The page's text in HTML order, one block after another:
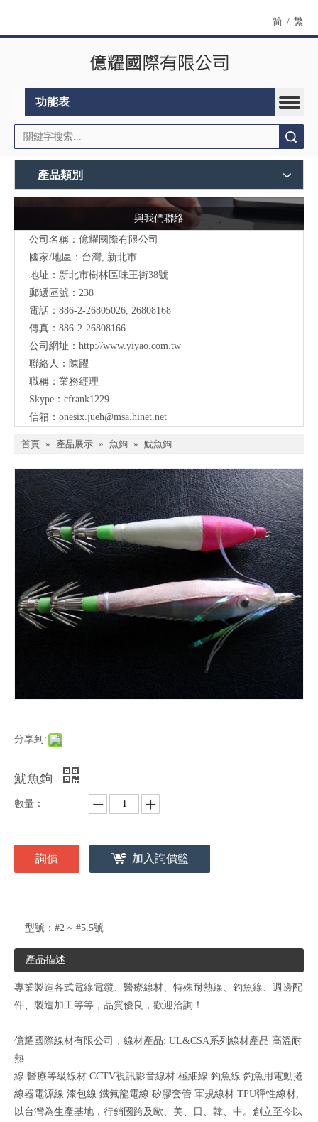
简 / 繁
功能表
產品類別
與我們聯絡
公司名稱：億耀國際有限公司
國家/地區：台灣, 新北市
地址：新北市樹林區味王街38號
郵遞區號：238
電話：886-2-26805026, 26808168
傳真：886-2-26808166
公司網址： http://www.yiyao.com.tw
聯絡人：陳躍
職稱：業務經理
Skype：cfrank1229
信箱： onesix.jueh@msa.hinet.net
首頁 » 產品展示 » 魚鉤 » 魷魚鉤
分享到:
魷魚鉤
數量：
詢價 加入詢價籃
型號： #2 ~ #5.5號
產品描述
專業製造各式電線電纜、醫療線材、特殊耐熱線、釣魚線、週邊配
件、製造加工等等，品質優良，歡迎洽詢！
億耀國際線材有限公司，線材產品: UL&CSA系列線材產品 高溫耐
熱
線 醫療等級線材 CCTV視訊影音線材 極細線 釣魚線 釣魚用電動捲
線器電源線 漆包線 鐵氟龍電線 矽膠套管 軍規線材 TPU彈性線材,
以台灣為生產基地，行銷國跨及歐、美、日、韓、中。創立至今以